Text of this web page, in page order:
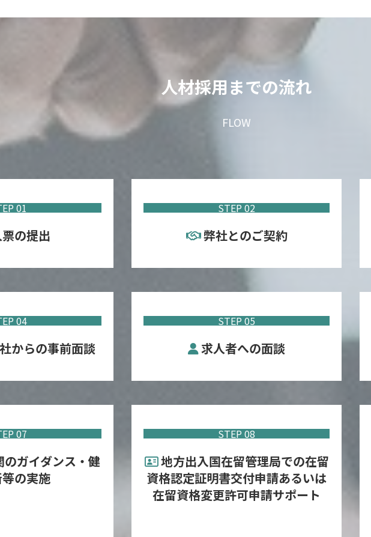
人材採用までの流れ
FLOW
01
の提出
STEP 02
弊社とのご契約
04
からの事前面談
STEP 05
求人者への面談
07
ガイダンス・健
の実施
STEP 08
地方出入国在留管理局での在留
資格認定証明書交付申請あるいは
在留資格変更許可申請サポート